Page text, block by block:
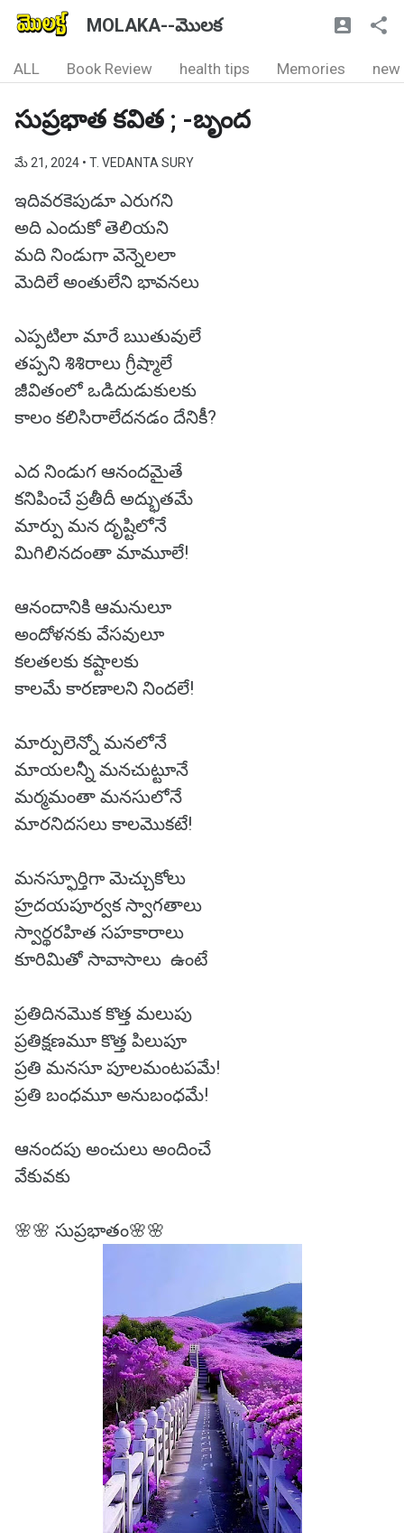
MOLAKA--మొలక
ALL Book Review health tips Memories new
సుప్రభాత కవిత ; -బృంద
మే 21, 2024 • T. VEDANTA SURY
ఇదివరకెపుడూ ఎరుగని
అది ఎందుకో తెలియని
మది నిండుగా వెన్నెలలా
మెదిలే అంతులేని భావనలు
ఎప్పటిలా మారే ఋతువులే
తప్పని శిశిరాలు గ్రీష్మాలే
జీవితంలో ఒడిదుడుకులకు
కాలం కలిసిరాలేదనడం దేనికీ?
ఎద నిండుగ ఆనందమైతే
కనిపించే ప్రతీదీ అద్భుతమే
మార్పు మన దృష్టిలోనే
మిగిలినదంతా మామూలే!
ఆనందానికి ఆమనులూ
అందోళనకు వేసవులూ
కలతలకు కష్టాలకు
కాలమే కారణాలని నిందలే!
మార్పులెన్నో మనలోనే
మాయలన్నీ మనచుట్టూనే
మర్మమంతా మనసులోనే
మారనిదసలు కాలమొకటే!
మనస్ఫూర్తిగా మెచ్చుకోలు
హ్రదయపూర్వక స్వాగతాలు
స్వార్థరహిత సహకారాలు
కూరిమితో సావాసాలు ఉంటే
ప్రతిదినమొక కొత్త మలుపు
ప్రతిక్షణమూ కొత్త పిలుపూ
ప్రతి మనసూ పూలమంటపమే!
ప్రతి బంధమూ అనుబంధమే!
ఆనందపు అంచులు అందించే
వేకువకు
🌸🌸 సుప్రభాతం🌸🌸